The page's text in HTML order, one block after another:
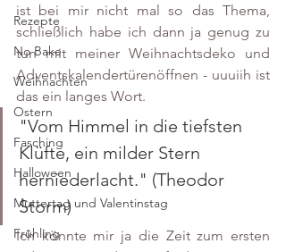
Rezepte
No Bake
Weihnachten
Ostern
Fasching
Halloween
Muttertag und Valentinstag
Frühling
ist bei mir nicht mal so das Thema,
schließlich habe ich dann ja genug zu
tun mit meiner Weihnachtsdeko und
Adventskalendertürenöffnen - uuuiih ist
das ein langes Wort.
"Vom Himmel in die tiefsten
Klüfte, ein milder Stern
herniederlacht." (Theodor
Storm)
Ich könnte mir ja die Zeit zum ersten